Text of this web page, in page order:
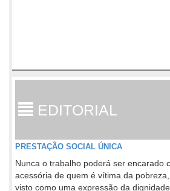
EDITORIAL
PRESTAÇÃO SOCIAL ÚNICA
Nunca o trabalho poderá ser encarado
acessória de quem é vítima da
visto como uma expressão da